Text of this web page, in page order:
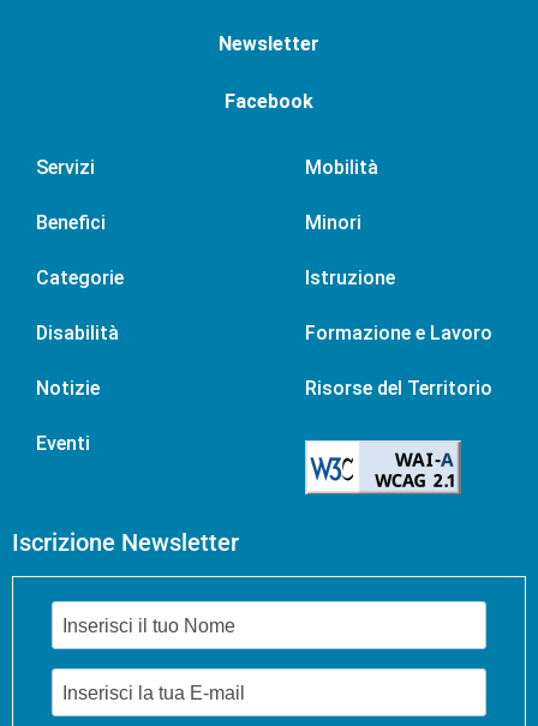
Newsletter
Facebook
Servizi
Benefici
Categorie
Disabilità
Notizie
Eventi
Mobilità
Minori
Istruzione
Formazione e Lavoro
Risorse del Territorio
Iscrizione Newsletter